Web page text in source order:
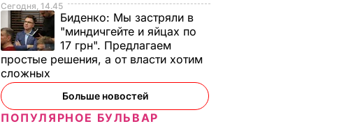
Сегодня, 14.45
Биденко: Мы застряли в
"миндичгейте и яйцах по
17 грн". Предлагаем
простые решения, а от власти хотим
сложных
Больше новостей
ПОПУЛЯРНОЕ БУЛЬВАР